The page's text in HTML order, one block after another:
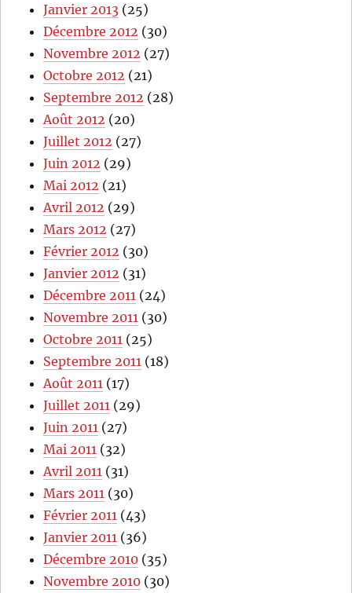
Janvier 2013 (25)
Décembre 2012 (30)
Novembre 2012 (27)
Octobre 2012 (21)
Septembre 2012 (28)
Août 2012 (20)
Juillet 2012 (27)
Juin 2012 (29)
Mai 2012 (21)
Avril 2012 (29)
Mars 2012 (27)
Février 2012 (30)
Janvier 2012 (31)
Décembre 2011 (24)
Novembre 2011 (30)
Octobre 2011 (25)
Septembre 2011 (18)
Août 2011 (17)
Juillet 2011 (29)
Juin 2011 (27)
Mai 2011 (32)
Avril 2011 (31)
Mars 2011 (30)
Février 2011 (43)
Janvier 2011 (36)
Décembre 2010 (35)
Novembre 2010 (30)